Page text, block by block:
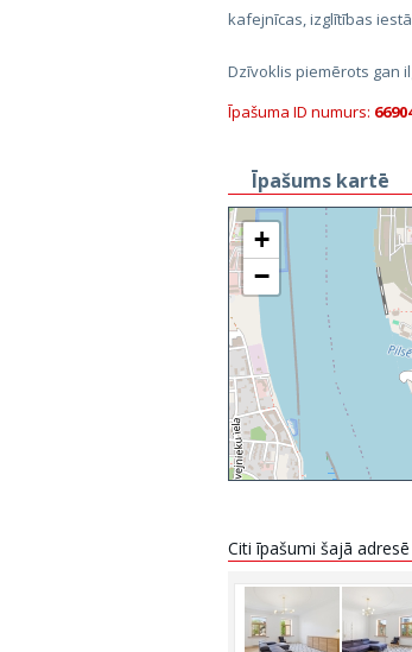
kafejnīcas, izglītības
Dzīvoklis piemērots gan
Īpašuma ID numurs:
Īpašums kartē
+
−
Citi īpašumi šajā adresē